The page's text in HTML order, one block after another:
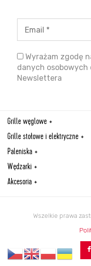
Wyrażam zgodę
danych
Newslettera
Grille węglowe
Grille stołowe i elektryczne
Paleniska
Wędzarki
Akcesoria
Wszelkie prawa